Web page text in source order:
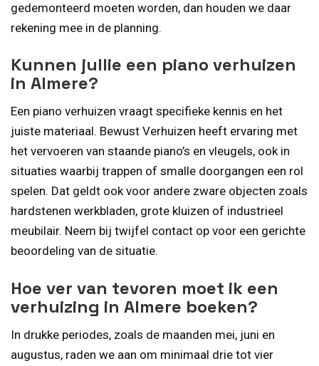
gedemonteerd moeten worden, dan houden we daar
rekening mee in de planning.
Kunnen jullie een piano verhuizen
in Almere?
Een piano verhuizen vraagt specifieke kennis en het
juiste materiaal. Bewust Verhuizen heeft ervaring met
het vervoeren van staande piano’s en vleugels, ook in
situaties waarbij trappen of smalle doorgangen een rol
spelen. Dat geldt ook voor andere zware objecten zoals
hardstenen werkbladen, grote kluizen of industrieel
meubilair. Neem bij twijfel contact op voor een gerichte
beoordeling van de situatie.
Hoe ver van tevoren moet ik een
verhuizing in Almere boeken?
In drukke periodes, zoals de maanden mei, juni en
augustus, raden we aan om minimaal drie tot vier